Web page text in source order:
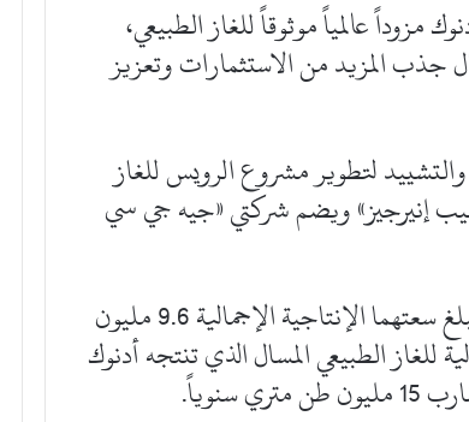
مزوداً عالمياً موثوقاً للغاز الطبيعي،
المزيد من الاستثمارات وتعزيز
لتطوير مشروع الرويس للغاز
إنيرجيز» ويضم شركتي «جيه جي سي
وسيتكون المشروع من خطين لتسييل الغاز الطبيعي تبلغ سعتهما الإنتاجية الإجمالية 9.6 مليون
للغاز الطبيعي المسال الذي تنتجه أدنوك